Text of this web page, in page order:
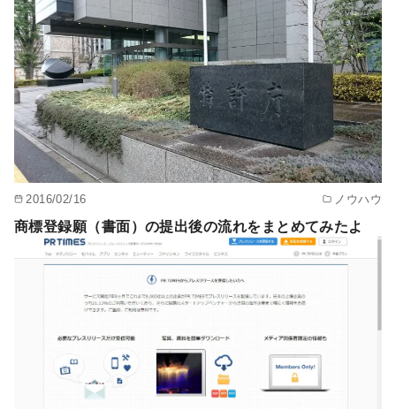
2016/02/16 ノウハウ
商標登録願（書面）の提出後の流れをまとめてみたよ